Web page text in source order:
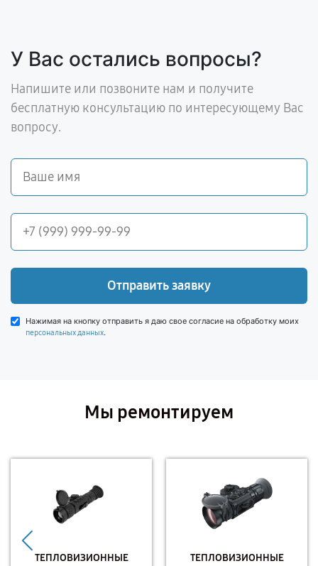
У Вас остались вопросы?
Напишите или позвоните нам и получите
бесплатную консультацию по интересующему Вас
вопросу.
Отправить заявку
Нажимая на кнопку отправить я даю свое согласие на обработку моих
персональных данных.
Мы ремонтируем
ТЕПЛОВИЗИОННЫЕ
ТЕПЛОВИЗИОННЫЕ